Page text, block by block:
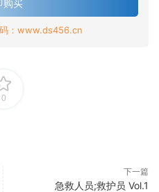
购买
：www.ds456.cn
0
下一篇
急救人员;救护员 Vol.1